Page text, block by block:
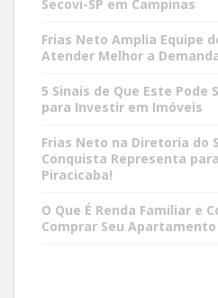
Secovi-SP em Campinas
Frias Neto Amplia Equipe
Atender Melhor a
5 Sinais de Que Este Pode
para Investir em Imóveis
Frias Neto na Diretoria do
Conquista Representa
Piracicaba!
O Que É Renda Familiar e
Comprar Seu Apartamento